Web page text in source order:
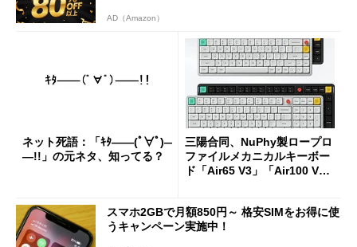
AD（Amazon）
ネット死語：「ｷﾀ――(ﾟ∀ﾟ)―
―!!」の元ネタ、知ってる？
三陽合同、NuPhy製ロープロ
ファイルメカニカルキーボー
ド「Air65 V3」「Air100 V
スマホ2GBで月額850円～ 格安SIMをお得に使
うキャンペーン実施中！